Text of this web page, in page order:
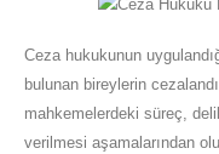
Ceza hukukunun
bulunan bireylerin
mahkemelerdeki süreç,
verilmesi aşamalarından